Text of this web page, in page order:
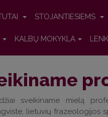
STOJANTIESIEMS
KALBŲ MOKYKLA
sveikiname mielą
lietuvių frazeologijos